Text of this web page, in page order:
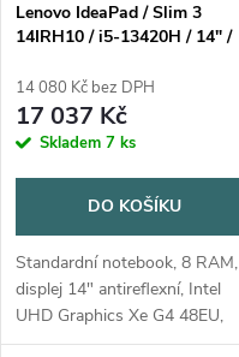
Lenovo IdeaPad / Slim 3
14IRH10 / i5-13420H / 14" /
Xe / W11H / Blue / 2R
14 080 Kč bez DPH
17 037 Kč
Skladem 7 ks
DO KOŠÍKU
Standardní notebook, 8 RAM,
displej 14" antireflexní, Intel
UHD Graphics Xe G4 48EU,
podpora USB 3.x, bluetooth,